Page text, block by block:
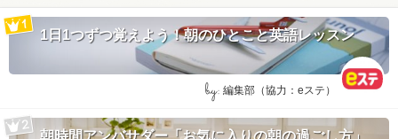
1日1つずつ覚えよう！朝のひとこと英語レッスン
by: 編集部（協力：eステ）
朝時間アンバサダー「お気に入りの朝の過ごし方」